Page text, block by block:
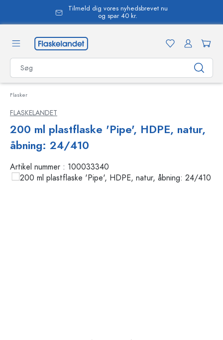
Tilmeld dig vores nyhedsbrevet nu
og spar 40 kr.
Flasker
FLASKELANDET
200 ml plastflaske 'Pipe', HDPE, natur,
åbning: 24/410
Artikel nummer : 100033340